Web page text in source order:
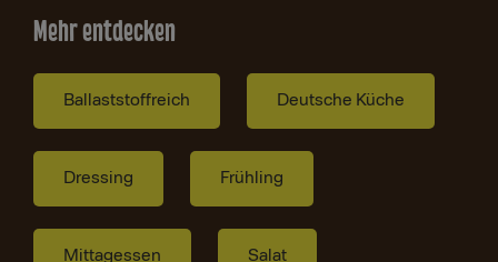
Mehr entdecken
Ballaststoffreich Deutsche Küche
Dressing Frühling
Mittagessen Salat